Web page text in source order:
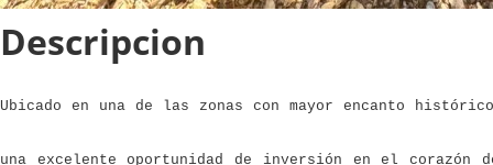
Descripcion
Ubicado en una de las zonas con mayor encanto
una excelente oportunidad de inversión en el corazón